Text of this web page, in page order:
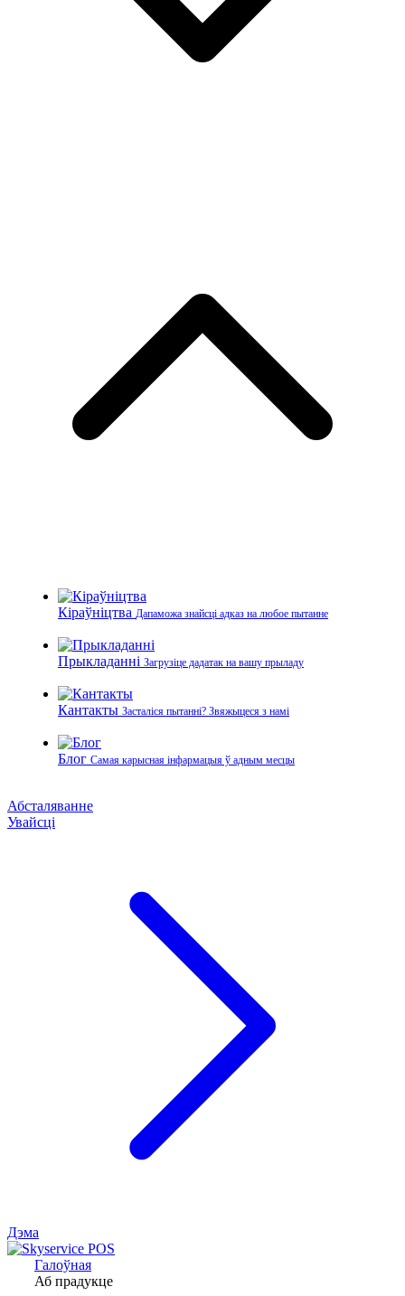
Кіраўніцтва Дапаможа знайсці адказ на любое пытанне
Прыкладанні Загрузіце дадатак на вашу прыладу
Кантакты Засталіся пытанні? Звяжыцеся з намі
Блог Самая карысная інфармацыя ў адным месцы
Абсталяванне
Увайсці
Дэма
Галоўная
Аб прадукце